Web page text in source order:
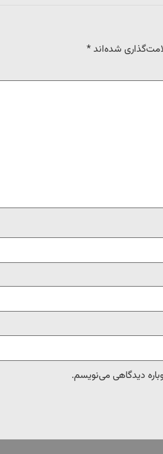
شده‌اند*
دیدگاهی می‌نویسم.